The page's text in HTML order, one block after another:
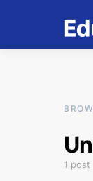
1 post